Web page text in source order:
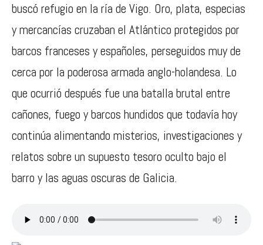
buscó refugio en la ría de Vigo. Oro, plata, especias
y mercancías cruzaban el Atlántico protegidos por
barcos franceses y españoles, perseguidos muy de
cerca por la poderosa armada anglo-holandesa. Lo
que ocurrió después fue una batalla brutal entre
cañones, fuego y barcos hundidos que todavía hoy
continúa alimentando misterios, investigaciones y
relatos sobre un supuesto tesoro oculto bajo el
barro y las aguas oscuras de Galicia.